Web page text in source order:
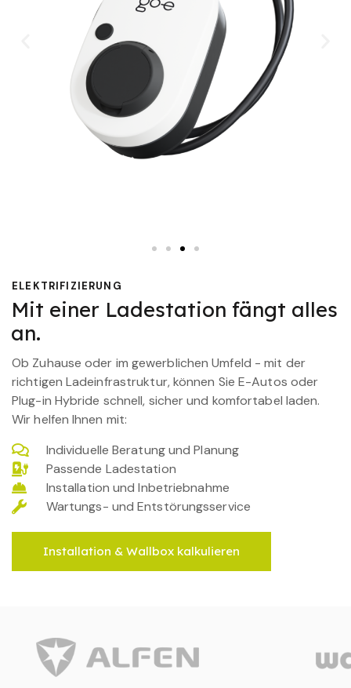
ELEKTRIFIZIERUNG
Mit einer Ladestation fängt alles
an.
Ob Zuhause oder im gewerblichen Umfeld - mit der
richtigen Ladeinfrastruktur, können Sie E-Autos oder
Plug-in Hybride schnell, sicher und komfortabel laden.
Wir helfen Ihnen mit:
Individuelle Beratung und Planung
Passende Ladestation
Installation und Inbetriebnahme
Wartungs- und Entstörungsservice
Installation & Wallbox kalkulieren